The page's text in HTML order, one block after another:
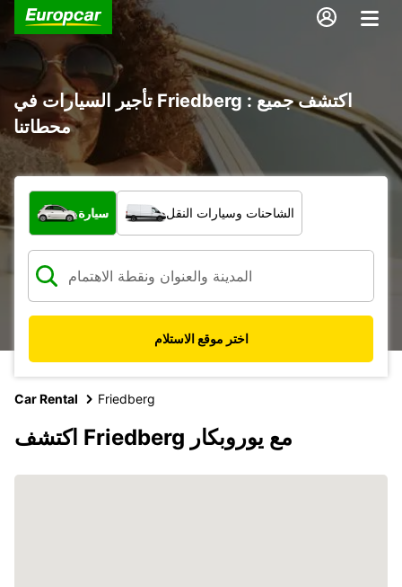
تأجير السيارات في Friedberg : اكتشف جميع
محطاتنا
ما نوع المركبة؟
سيارة الشاحنات وسيارات النقل
اختر موقع الاستلام
Car Rental Friedberg
اكتشف Friedberg مع يوروبكار